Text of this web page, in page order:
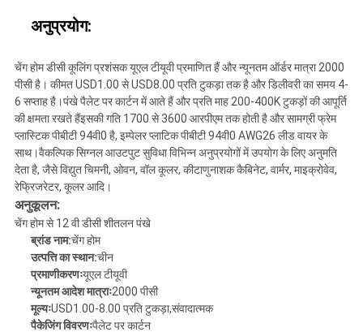
अनुप्रयोग:
चेंग होम डीसी कूलिंग प्रशंसक यूएल टीयूवी प्रमाणित हैं और न्यूनतम ऑर्डर मात्रा 2000
पीसी है। कीमत USD1.00 से USD8.00 प्रति टुकड़ा तक है और डिलीवरी का समय 4-
6 सप्ताह है।पंखे पैलेट पर कार्टन में आते हैं और प्रति माह 200-400K टुकड़ों की आपूर्ति
की क्षमता रखते हैंइसकी गति 1700 से 3600 आरपीएम तक होती है और सामग्री फ्रेम
प्लास्टिक पीबीटी 94वी0 है, इम्पेलर प्लाटिक पीबीटी 94वी0 AWG26 लीड वायर के
साथ।वैकल्पिक सिग्नल आउटपुट सुविधा विभिन्न अनुप्रयोगों में उपयोग के लिए अनुमति
देता है, जैसे विद्युत चिमनी, ओवन, वॉल कूलर, कीटाणुनाशक कैबिनेट, वार्मर, माइक्रोवेव,
रेफ्रिजरेटर, कूलर आदि।
अनुकूलन:
चेंग होम से 12 वी डीसी शीतलन पंखे
ब्रांड नाम:चेंग होम
उत्पत्ति का स्थान:चीन
प्रमाणीकरणःयूएल टीयूवी
न्यूनतम आदेश मात्राः2000 पीसी
मूल्यःUSD1.00-8.00 प्रति टुकड़ा,संवादात्मक
पैकेजिंग विवरणःपैलेट पर कार्टन